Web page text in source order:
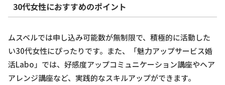
30代女性におすすめのポイント
ムスベルでは申し込み可能数が無制限で、積極的に活動した
い30代女性にぴったりです。また、「魅力アップサービス婚
活Labo」では、好感度アップコミュニケーション講座やヘア
アレンジ講座など、実践的なスキルアップができます。